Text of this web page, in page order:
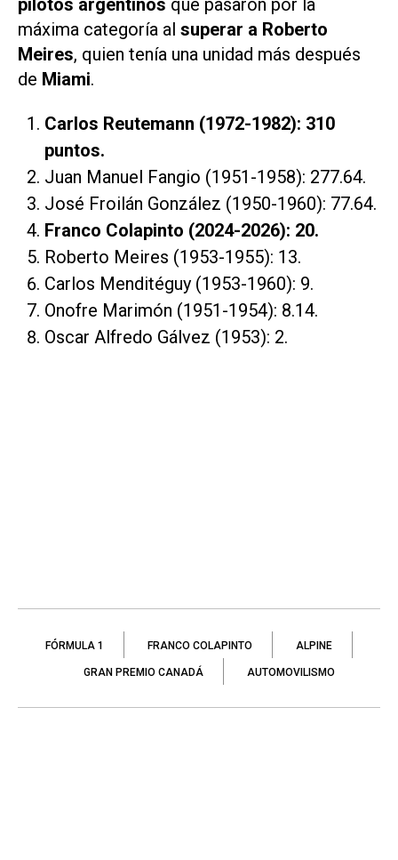
pilotos argentinos que pasaron por la
máxima categoría al superar a Roberto
Meires, quien tenía una unidad más después
de Miami.
Carlos Reutemann (1972-1982): 310
puntos.
Juan Manuel Fangio (1951-1958): 277.64.
José Froilán González (1950-1960): 77.64.
Franco Colapinto (2024-2026): 20.
Roberto Meires (1953-1955): 13.
Carlos Menditéguy (1953-1960): 9.
Onofre Marimón (1951-1954): 8.14.
Oscar Alfredo Gálvez (1953): 2.
FÓRMULA 1 FRANCO COLAPINTO ALPINE
GRAN PREMIO CANADÁ AUTOMOVILISMO